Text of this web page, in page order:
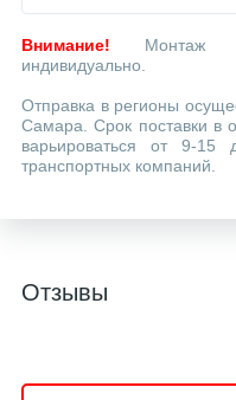
Внимание! Монтаж
индивидуально.
Отправка в регионы
Самара. Срок поставки в
варьироваться от 9-15
транспортных компаний.
Отзывы